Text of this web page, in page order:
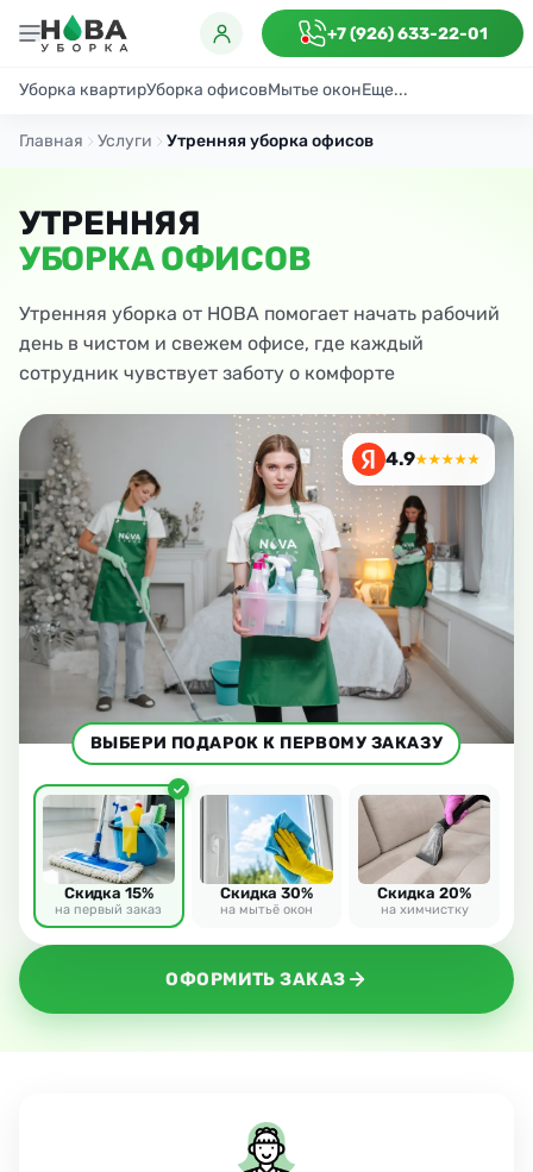
+7 (926) 633-22-01
Уборка квартирУборка офисовМытье оконЕще...
ГенеральнаяПоддерживающаяПосле ремонта
Главная Услуги Утренняя уборка офисов
УТРЕННЯЯ
УБОРКА ОФИСОВ
Утренняя уборка от НОВА помогает начать рабочий
день в чистом и свежем офисе, где каждый
сотрудник чувствует заботу о комфорте
ОФОРМИТЬ ЗАКАЗ
4.9★★★★★
ВЫБЕРИ ПОДАРОК К ПЕРВОМУ ЗАКАЗУ
Скидка 15%
на первый заказ
Скидка 30%
на мытьё окон
Скидка 20%
на химчистку